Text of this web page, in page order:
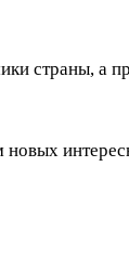
страны, а